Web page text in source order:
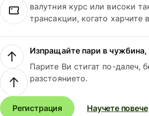
валутния курс или високи
трансакции, когато харчите
Изпращайте пари в чужбина,
Парите Ви стигат по-далеч,
разстоянието.
Регистрация Научете повече